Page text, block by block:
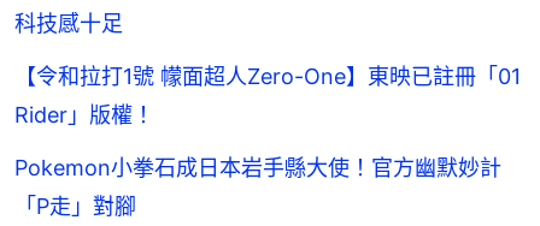
科技感十足
【令和拉打1號 幪面超人Zero-One】東映已註冊「01
Rider」版權！
Pokemon小拳石成日本岩手縣大使！官方幽默妙計
「P走」對腳